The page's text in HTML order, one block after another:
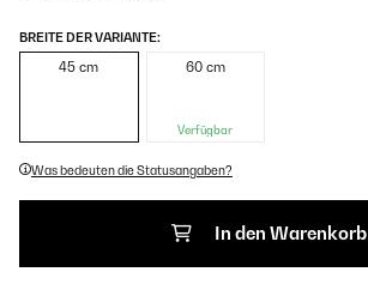
BREITE DER VARIANTE:
45 cm 60 cm
Verfügbar
Was bedeuten die Statusangaben?
In den Warenkorb